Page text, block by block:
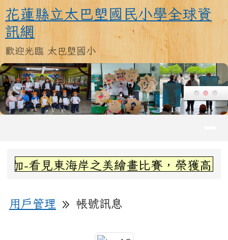
跳至主內容區
花蓮縣立太巴塱國民小學全球資訊
花蓮縣立太巴塱國民小學全球資
訊網
歡迎光臨 太巴塱國小
上中區域內容
見東海岸之美繪畫比賽，榮獲高年級
用戶管理 » 帳號訊息